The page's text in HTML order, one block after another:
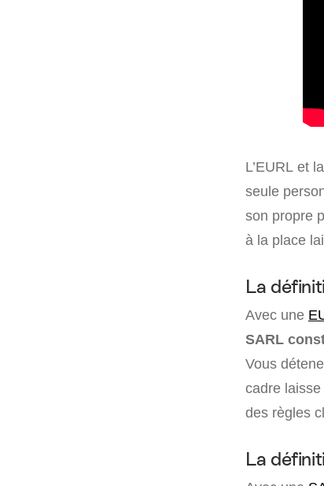
L’EURL et
seule
son propre
à la place
La
Avec une
SARL
Vous
cadre
des règles
La